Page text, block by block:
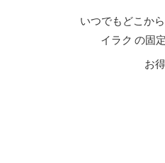
いつでもどこか
イラク の固
お